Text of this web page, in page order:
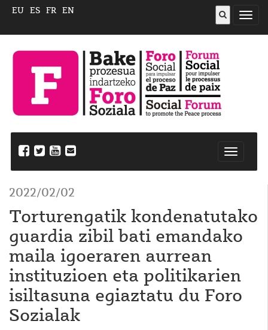
ireki
EU ES FR EN
2022/02/02
Torturengatik kondenatutako
guardia zibil bati emandako
maila igoeraren aurrean
instituzioen eta politikarien
isiltasuna egiaztatu du Foro
Sozialak